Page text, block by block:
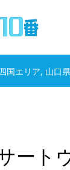
国エリア 山口県
ート